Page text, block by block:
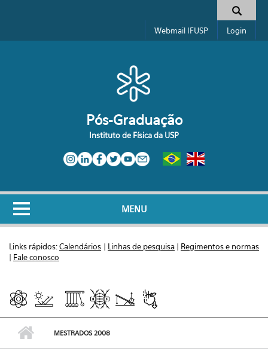
Formulário de busca
Webmail IFUSP Login
Pós-Graduação
Instituto de Física da USP
MENU
Links rápidos:Calendários | Linhas de pesquisa | Regimentos e normas
| Fale conosco
MESTRADOS 2008